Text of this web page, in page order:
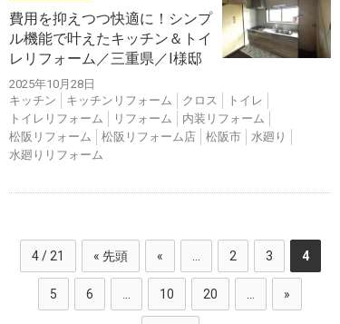
費用を抑えつつ快適に！シンプ
ル機能で叶えたキッチン＆トイ
レリフォーム／三重県／I様邸
2025年10月28日
キッチン
キッチンリフォーム クロス
トイレ
トイレリフォーム
リフォーム
内装リフォーム
松阪リフォーム
松阪リフォーム店 松阪市
水廻り
水廻りリフォーム
4 / 21 « 先頭 « 2 3 4
5 6 10 20 »